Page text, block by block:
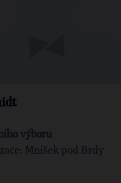
výboru
Mníšek pod Brdy